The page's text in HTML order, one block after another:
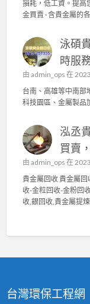
損耗，低工資。提高
金買賣 · 含貴金屬的
泳碩
時服
由 admin_ops 在
台南、高雄等中南部
科技園區、金屬製品
泓丞
買賣
由 admin_ops 在
貴金屬回收 貴金屬
收-金粒回收-金粉回
收,銀回收,貴金屬提
台灣環保工程網